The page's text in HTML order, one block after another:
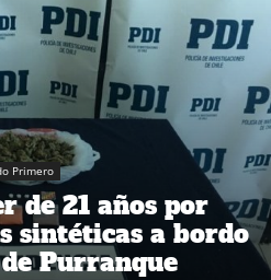
Primero
de 21 años por
sintéticas a bordo
Purranque